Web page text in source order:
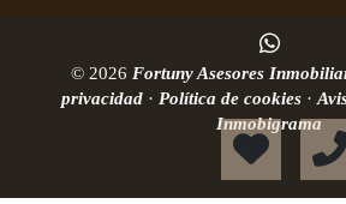
© 2026 Fortuny Asesores
privacidad · Política de cookies ·
Inmobigrama